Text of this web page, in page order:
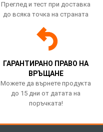
Преглед и тест при доставка
до всяка точка на страната
ГАРАНТИРАНО ПРАВО НА
ВРЪЩАНЕ
Можете да върнете продукта
до 15 дни от датата на
поръчката!